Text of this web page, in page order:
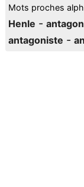
Mots proches
Henle -
antagoniste -